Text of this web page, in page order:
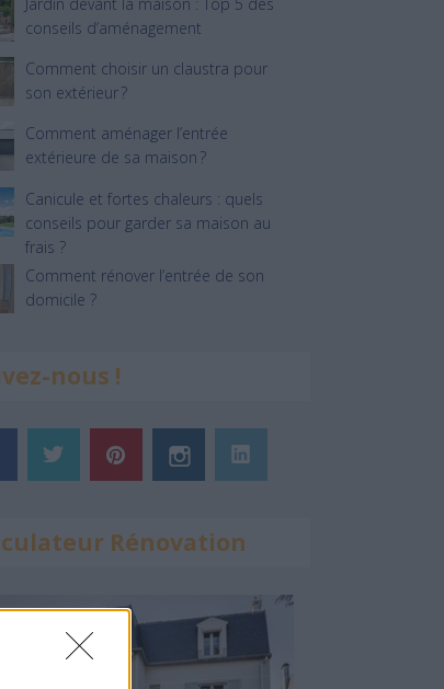
conseils d’aménagement
Comment choisir un claustra pour
son extérieur ?
Comment aménager l’entrée
extérieure de sa maison ?
Canicule et fortes chaleurs : quels
conseils pour garder sa maison au
frais ?
Comment rénover l’entrée de son
domicile ?
nous !
Rénovation